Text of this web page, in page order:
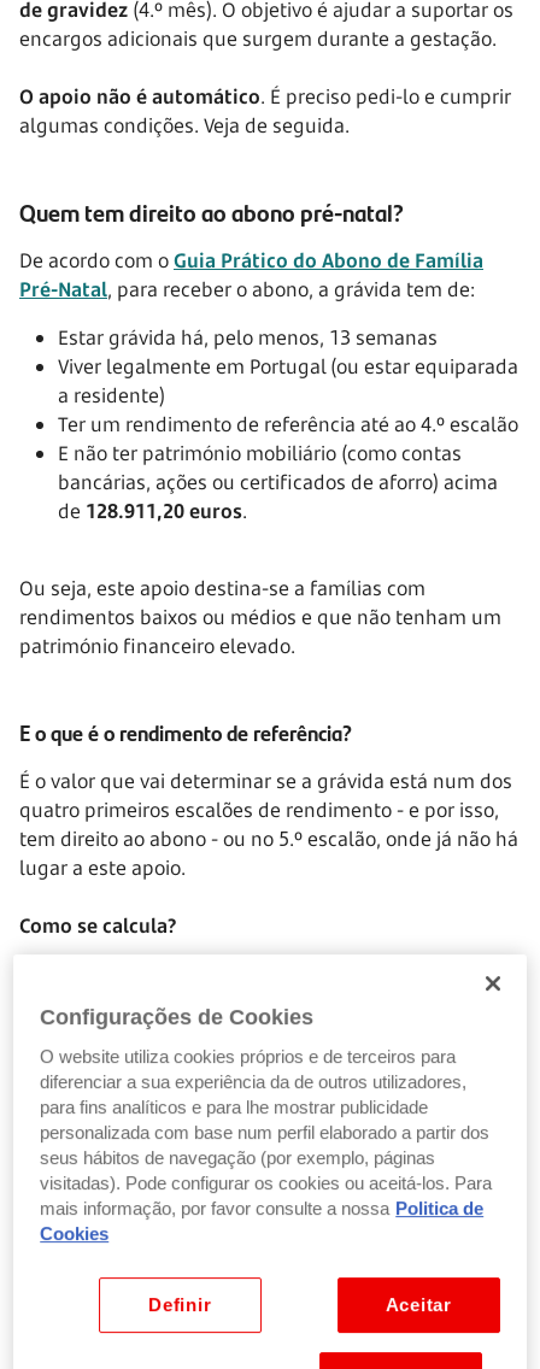
de gravidez (4.º mês). O objetivo é ajudar a suportar os
encargos adicionais que surgem durante a gestação.
O apoio não é automático. É preciso pedi-lo e cumprir
algumas condições. Veja de seguida.
Quem tem direito ao abono pré-natal?
De acordo com oGuia Prático do Abono de Família
Pré-Natal, para receber o abono, a grávida tem de:
Estar grávida há, pelo menos, 13 semanas
Viver legalmente em Portugal (ou estar equiparada
a residente)
Ter um rendimento de referência até ao 4.º escalão
E não ter património mobiliário (como contas
bancárias, ações ou certificados de aforro) acima
de 128.911,20euros.
Ou seja, este apoio destina-se a famílias com
rendimentos baixos ou médios e que não tenham um
património financeiro elevado.
E o que é o rendimento de referência?
É o valor que vai determinar se a grávida está num dos
quatro primeiros escalões de rendimento - e por isso,
tem direito ao abono - ou no 5.º escalão, onde já não há
lugar a este apoio.
Como se calcula?
1. Soma-se o rendimento anual de todos os membros
do agregado familiar
abono, mais os bebés que vão nascer +1
3. Divide-se o total de rendimentos pelo número
apurado no ponto anterior.
O valor final é o rendimento de referência. Depois das
contas feitas, é só ver em que escalão se encaixa:
Tabela dos escalões e dos rendimentos de referência
Configurações de Cookies
O website utiliza cookies próprios e de terceiros para
diferenciar a sua experiência da de outros utilizadores,
para fins analíticos e para lhe mostrar publicidade
personalizada com base num perfil elaborado a partir dos
seus hábitos de navegação (por exemplo, páginas
visitadas). Pode configurar os cookies ou aceitá-los. Para
mais informação, por favor consulte a nossa Politica de
Cookies
Aceitar
Definir